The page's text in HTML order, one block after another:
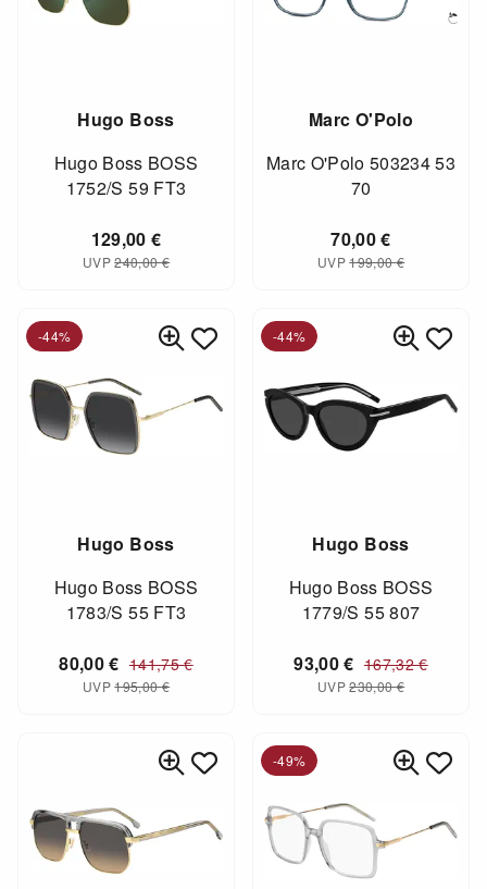
Hugo Boss
Hugo Boss BOSS
1752/S 59 FT3
129,00€
UVP240,00€
Marc O'Polo
Marc O'Polo 503234 53
70
70,00€
UVP199,00€
Hugo Boss
Hugo Boss BOSS
1783/S 55 FT3
80,00€ 141,75€
UVP195,00€
-44%
Hugo Boss
Hugo Boss BOSS
1779/S 55 807
93,00€ 167,32€
UVP230,00€
-44%
-49%